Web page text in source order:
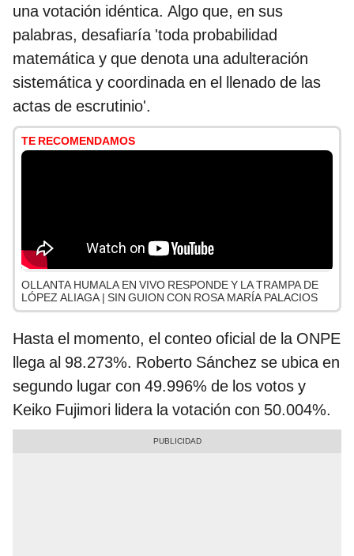
una votación idéntica. Algo que, en sus
palabras, desafiaría 'toda probabilidad
matemática y que denota una adulteración
sistemática y coordinada en el llenado de las
actas de escrutinio'.
TE RECOMENDAMOS
OLLANTA HUMALA EN VIVO RESPONDE Y LA TRAMPA DE
LÓPEZ ALIAGA | SIN GUION CON ROSA MARÍA PALACIOS
Hasta el momento, el conteo oficial de la ONPE
llega al 98.273%. Roberto Sánchez se ubica en
segundo lugar con 49.996% de los votos y
Keiko Fujimori lidera la votación con 50.004%.